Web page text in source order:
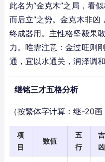
此名为“金克木”之局，看
而后立”之势。金克木非凶
终成器用。主性格坚毅果
力。唯需注意：金过旺则
通，宜以水通关，润泽调和
继铭三才五格分析
（按繁体字计算：继-20画
项
目
数值
五
行
吉
凶